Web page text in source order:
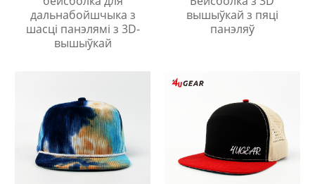
дальнабойшчыка з
шасці панэлямі з 3D-
вышыўкай
вышыўкай з пяці
панэляў